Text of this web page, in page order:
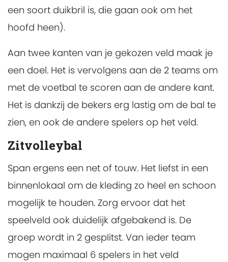
een soort duikbril is, die gaan ook om het
hoofd heen).
Aan twee kanten van je gekozen veld maak je
een doel. Het is vervolgens aan de 2 teams om
met de voetbal te scoren aan de andere kant.
Het is dankzij de bekers erg lastig om de bal te
zien, en ook de andere spelers op het veld.
Zitvolleybal
Span ergens een net of touw. Het liefst in een
binnenlokaal om de kleding zo heel en schoon
mogelijk te houden. Zorg ervoor dat het
speelveld ook duidelijk afgebakend is. De
groep wordt in 2 gesplitst. Van ieder team
mogen maximaal 6 spelers in het veld